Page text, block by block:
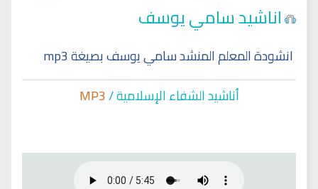
اناشيد سامي يوسف
انشودة المعلم المنشد سامي يوسف بصيغة mp3
أناشيد الشفاء الإسلامية /MP3